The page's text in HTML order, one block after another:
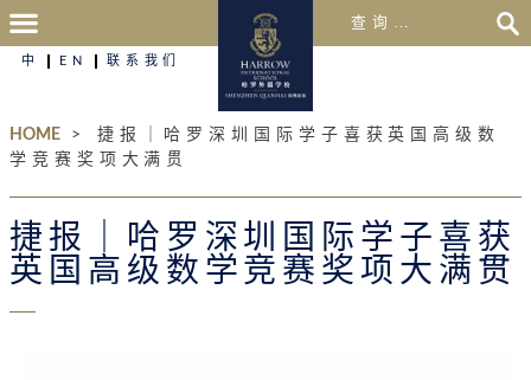
中 EN 联系我们
HOME > 捷报｜哈罗深圳国际学子喜获英国高级数
学竞赛奖项大满贯
捷报｜哈罗深圳国际学子喜获
英国高级数学竞赛奖项大满贯